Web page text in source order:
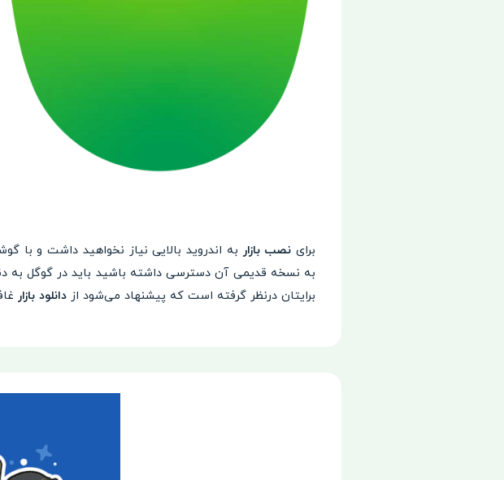
برای نصب بازار به اندروید بالایی نیاز نخواهید داشت و با
به نسخه قدیمی آن دسترسی داشته باشید باید در گوگل به
برایتان درنظر گرفته است که پیشنهاد می‌شود از دانلود بازار